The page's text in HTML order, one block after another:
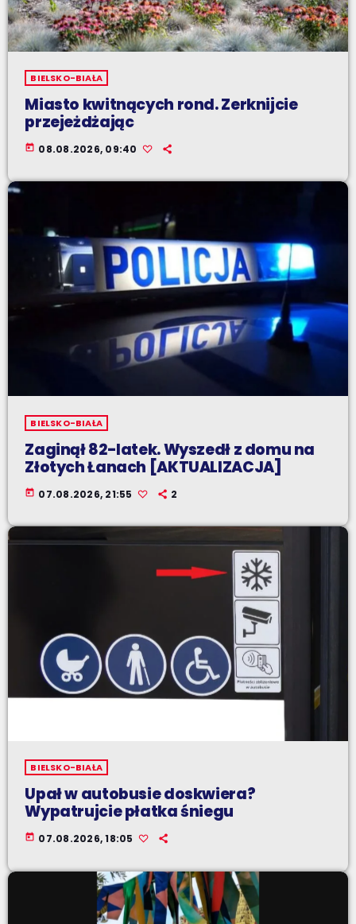
BIELSKO-BIAŁA
Miasto kwitnących rond. Zerknijcie
przejeżdżając
today 08.08.2026, 09:40
BIELSKO-BIAŁA
Zaginął 82-latek. Wyszedł z domu na
Złotych Łanach [AKTUALIZACJA]
today 07.08.2026, 21:55 2
BIELSKO-BIAŁA
Upał w autobusie doskwiera?
Wypatrujcie płatka śniegu
today 07.08.2026, 18:05